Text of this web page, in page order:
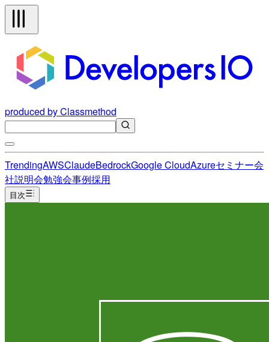
produced by Classmethod
TrendingAWSClaudeBedrockGoogle CloudAzureセミナー会
社説明会勉強会事例採用
目次